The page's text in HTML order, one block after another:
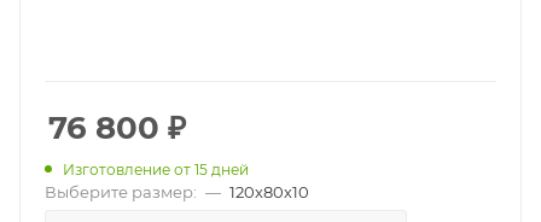
76 800 ₽
Изготовление от 15 дней
Выберите размер: — 120х80х10